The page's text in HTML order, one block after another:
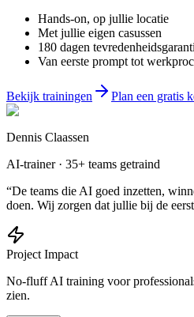
Hands-on, op jullie locatie
Met jullie eigen casussen
180 dagen
Van eerste prompt tot
Bekijk trainingen Plan een gratis
Dennis Claassen
AI-trainer · 35+ teams getraind
“De teams die AI goed inzetten,
doen. Wij zorgen dat jullie bij de
Project Impact
No-fluff AI training voor
zien.